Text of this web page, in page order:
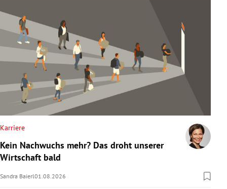
Karriere
Kein Nachwuchs mehr? Das droht unserer
Wirtschaft bald
Sandra Baierl01.08.2026